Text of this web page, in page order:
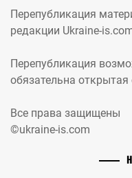
Перепубликация
редакции Ukraine-
Перепубликация
обязательна
Все права защищены
©ukraine-is.com